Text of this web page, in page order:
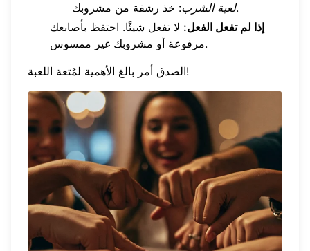
لعبة الشرب: خذ رشفة من مشروبك.
إذا لم تفعل الفعل: لا تفعل شيئًا. احتفظ بأصابعك
مرفوعة أو مشروبك غير ممسوس.
الصدق أمر بالغ الأهمية لمُتعة اللعبة!